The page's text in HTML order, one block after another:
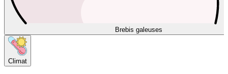
Brebis galeuses
Climat